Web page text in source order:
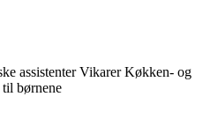
assistenter Vikarer Køkken- og
børnene